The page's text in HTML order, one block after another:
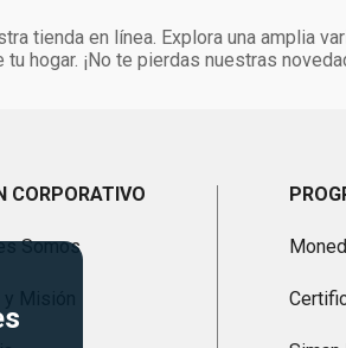
tienda en línea. Explora una amplia
hogar. ¡No te pierdas nuestras
CORPORATIVO
Somos